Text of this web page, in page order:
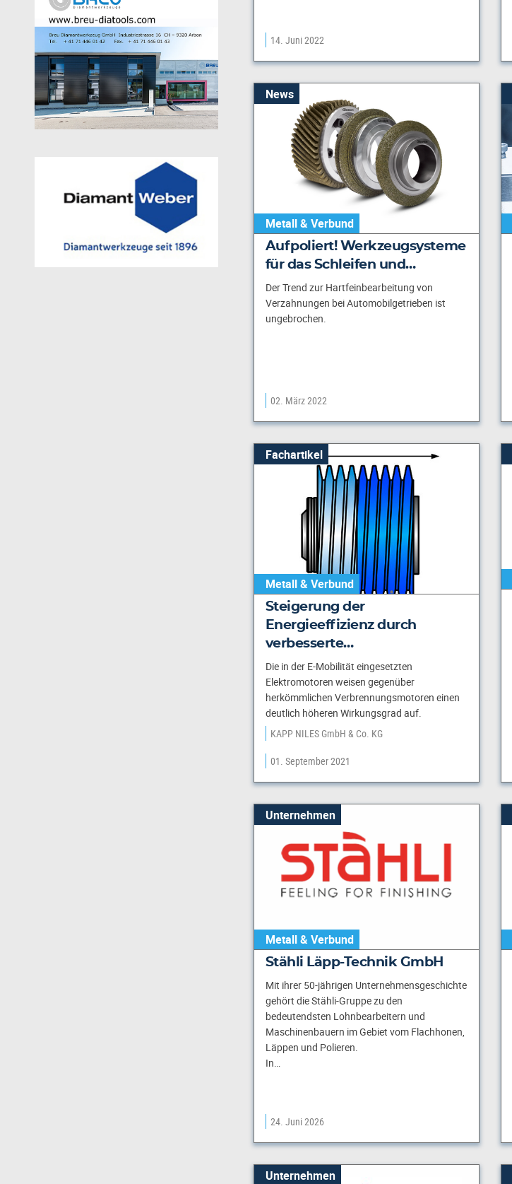
14. Juni 2022
News
Metall & Verbund
Aufpoliert! Werkzeugsysteme
für das Schleifen und…
Der Trend zur Hartfeinbearbeitung von
Verzahnungen bei Automobilgetrieben ist
ungebrochen.
02. März 2022
Fachartikel
Metall & Verbund
Steigerung der
Energieeffizienz durch
verbesserte…
Die in der E-Mobilität eingesetzten
Elektromotoren weisen gegenüber
herkömmlichen Verbrennungsmotoren einen
deutlich höheren Wirkungsgrad auf.
KAPP NILES GmbH & Co. KG
01. September 2021
Unternehmen
Metall & Verbund
Stähli Läpp-Technik GmbH
Mit ihrer 50-jährigen Unternehmensgeschichte
gehört die Stähli-Gruppe zu den
bedeutendsten Lohnbearbeitern und
Maschinenbauern im Gebiet vom Flachhonen,
Läppen und Polieren.
In…
24. Juni 2026
Unternehmen